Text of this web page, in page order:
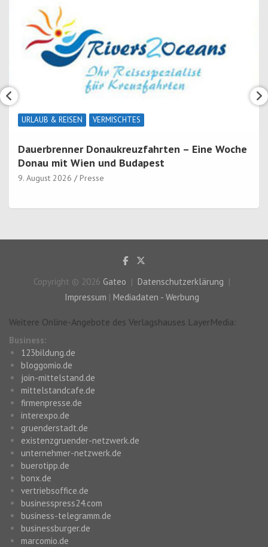
URLAUB & REISEN VERMISCHTES
Dauerbrenner Donaukreuzfahrten – Eine Woche
Donau mit Wien und Budapest
9. August 2026 Presse
Copyright © 2026 Gateo
Datenschutzerklärung
Impressum | Mediadaten - Werbung
Weitere Online-Angebote des Verlagshauses LayerMedia:
Business:
123bildung.de
bloggomio.de
join-mittelstand.de
mittelstandcafe.de
firmenpresse.de
interexpo.de
gruenderstadt.de
existenzgruender-netzwerk.de
unternehmer-netzwerk.de
buerotipp.de
bonx.de
vertriebsoffice.de
businesspress24.com
business-telegramm.de
businessburger.de
marcomio.de